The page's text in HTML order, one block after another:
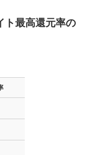
ト最高還元率の